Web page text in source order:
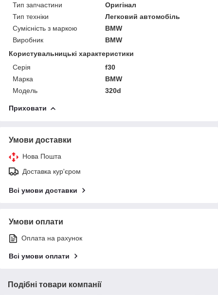
Тип запчастини
Оригінал
Тип техніки
Легковий автомобіль
Сумісність з маркою
BMW
Виробник
BMW
Користувальницькі характеристики
Серія
f30
Марка
BMW
Модель
320d
Приховати
Умови доставки
Нова Пошта
Доставка кур'єром
Всі умови доставки
Умови оплати
Оплата на рахунок
Всі умови оплати
Подібні товари компанії